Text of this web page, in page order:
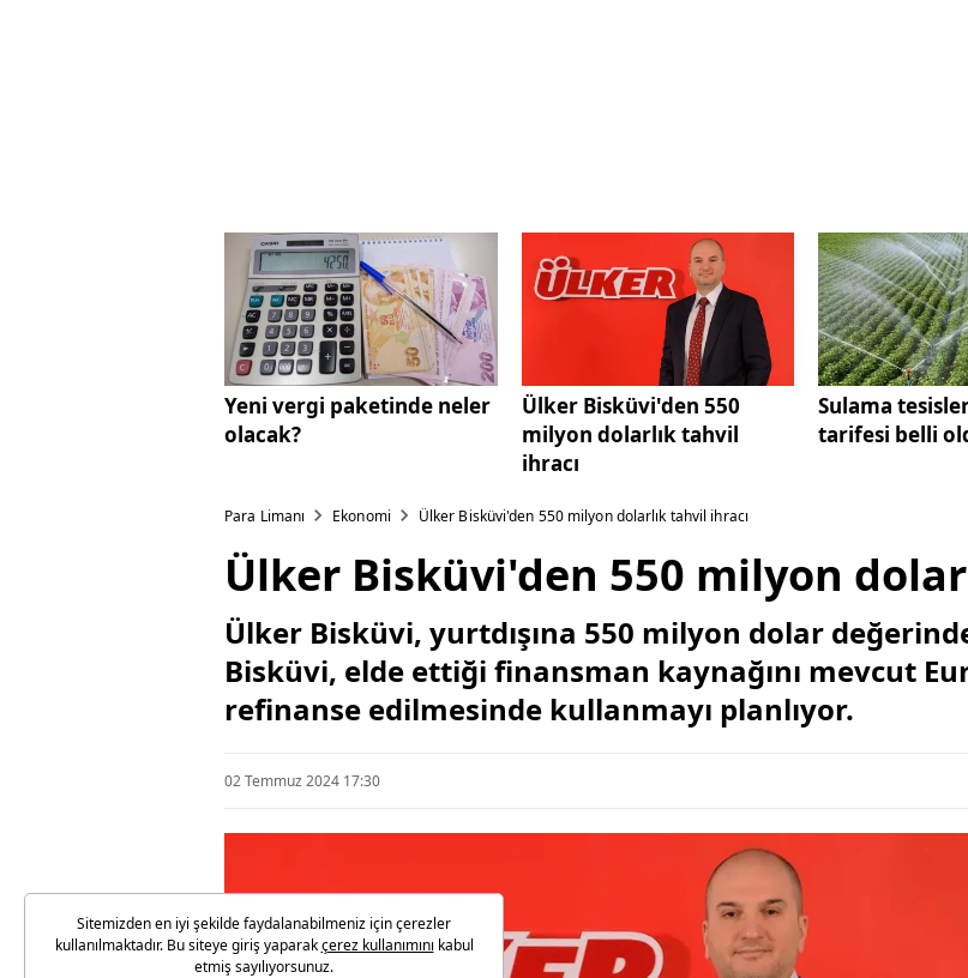
Yeni vergi paketinde neler
olacak?
Ülker Bisküvi'den 550
milyon dolarlık tahvil
ihracı
Sulama
tarifesi belli
Para Limanı Ekonomi Ülker Bisküvi'den 550 milyon dolarlık tahvil ihracı
Ülker Bisküvi'den 550 milyon
Ülker Bisküvi, yurtdışına 550 milyon dolar
Bisküvi, elde ettiği finansman kaynağını mevcut
refinanse edilmesinde kullanmayı planlıyor.
02 Temmuz 2024 17:30
Sitemizden en iyi şekilde faydalanabilmeniz için çerezler
kullanılmaktadır. Bu siteye giriş yaparakçerez kullanımını kabul
etmiş sayılıyorsunuz.